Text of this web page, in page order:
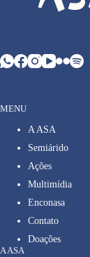
MENU
A ASA
Semiárido
Ações
Multimídia
Enconasa
Contato
Doações
A ASA